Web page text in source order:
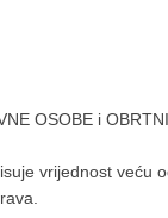
OSOBE i
vrijednost veću